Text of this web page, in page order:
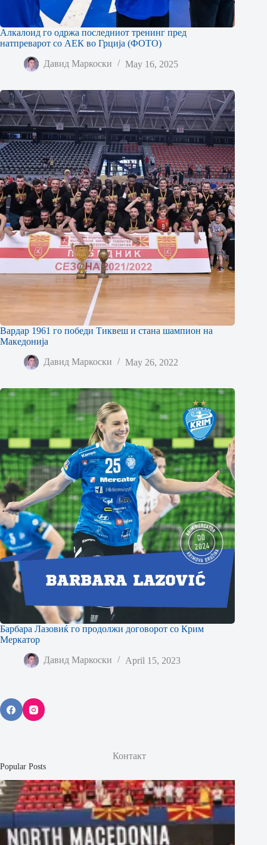
Алкалоид го одржа последниот тренинг пред
натпреварот со АЕК во Грција (ФОТО)
Давид Маркоски May 16, 2025
Вардар 1961 го победи Тиквеш и стана шампион на
Македонија
Давид Маркоски May 26, 2022
Барбара Лазовиќ го продолжи договорот со Крим
Меркатор
Давид Маркоски April 15, 2023
Контакт
Popular Posts